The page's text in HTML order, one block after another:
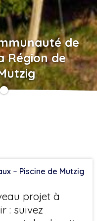
de
Région de
– Piscine de Mutzig
projet à
: suivez